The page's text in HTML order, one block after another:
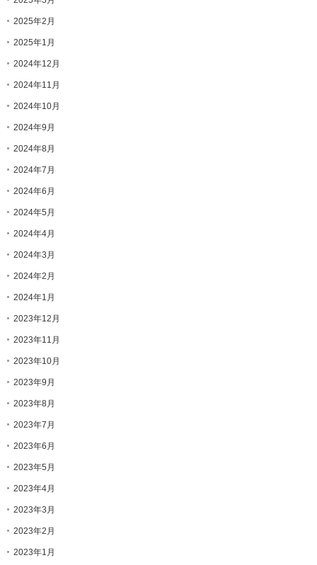
2025年2月
2025年1月
2024年12月
2024年11月
2024年10月
2024年9月
2024年8月
2024年7月
2024年6月
2024年5月
2024年4月
2024年3月
2024年2月
2024年1月
2023年12月
2023年11月
2023年10月
2023年9月
2023年8月
2023年7月
2023年6月
2023年5月
2023年4月
2023年3月
2023年2月
2023年1月